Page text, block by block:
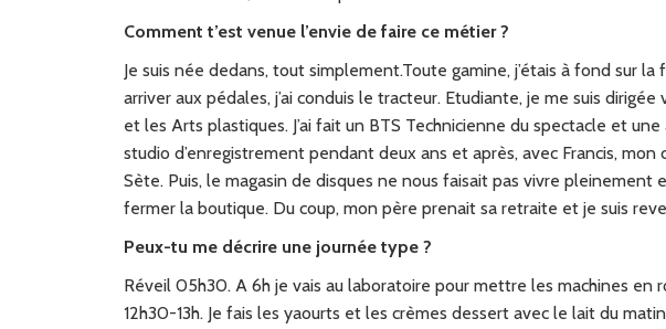
Comment t’est venue l’envie de faire ce métier ?
Je suis née dedans, tout simplement.Toute gamine, j’étais à fond sur la
arriver aux pédales, j’ai conduis le tracteur. Etudiante, je me suis
et les Arts plastiques. J’ai fait un BTS Technicienne du spectacle et une
studio d’enregistrement pendant deux ans et après, avec Francis,
Sète. Puis, le magasin de disques ne nous faisait pas vivre pleinement
fermer la boutique. Du coup, mon père prenait sa retraite et je suis
Peux-tu me décrire une journée type ?
Réveil 05h30. A 6h je vais au laboratoire pour mettre les machines en
12h30-13h. Je fais les yaourts et les crèmes dessert avec le lait du